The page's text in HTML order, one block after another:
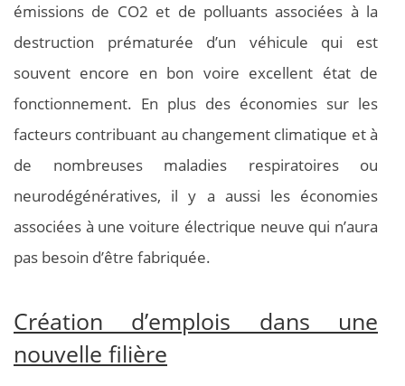
émissions de CO2 et de polluants associées à la
destruction prématurée d’un véhicule qui est
souvent encore en bon voire excellent état de
fonctionnement. En plus des économies sur les
facteurs contribuant au changement climatique et à
de nombreuses maladies respiratoires ou
neurodégénératives, il y a aussi les économies
associées à une voiture électrique neuve qui n’aura
pas besoin d’être fabriquée.
Création d’emplois dans une
nouvelle filière